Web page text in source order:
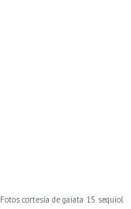
Fotos cortesía de gaiata 15 sequiol